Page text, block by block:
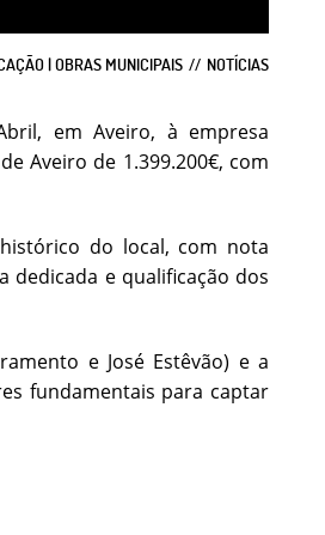
| OBRAS MUNICIPAIS NOTÍCIAS
em Aveiro, à empresa
Aveiro de 1.399.200€, com
do local, com nota
dedicada e qualificação dos
e José Estêvão) e a
fundamentais para captar